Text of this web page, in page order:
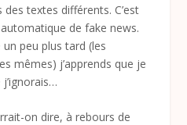
textes différents. C’est
de fake news.
peu plus tard (les
mêmes) j’apprends que je
on dire, à rebours de